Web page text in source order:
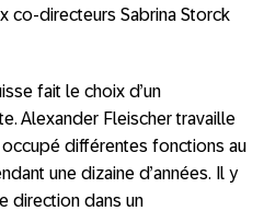
co-directeurs Sabrina Storck
fait le choix d’un
Alexander Fleischer travaille
différentes fonctions au
une dizaine d’années. Il y
direction dans un